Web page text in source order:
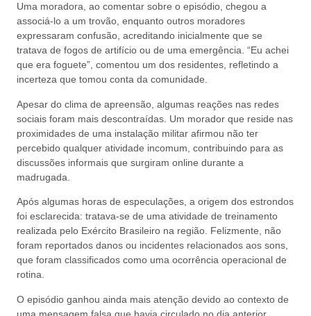
Uma moradora, ao comentar sobre o episódio, chegou a
associá-lo a um trovão, enquanto outros moradores
expressaram confusão, acreditando inicialmente que se
tratava de fogos de artifício ou de uma emergência. “Eu achei
que era foguete”, comentou um dos residentes, refletindo a
incerteza que tomou conta da comunidade.
Apesar do clima de apreensão, algumas reações nas redes
sociais foram mais descontraídas. Um morador que reside nas
proximidades de uma instalação militar afirmou não ter
percebido qualquer atividade incomum, contribuindo para as
discussões informais que surgiram online durante a
madrugada.
Após algumas horas de especulações, a origem dos estrondos
foi esclarecida: tratava-se de uma atividade de treinamento
realizada pelo Exército Brasileiro na região. Felizmente, não
foram reportados danos ou incidentes relacionados aos sons,
que foram classificados como uma ocorrência operacional de
rotina.
O episódio ganhou ainda mais atenção devido ao contexto de
uma mensagem falsa que havia circulado no dia anterior,